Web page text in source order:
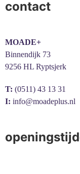
contact
MOADE+
Binnendijk 73
9256 HL Ryptsjerk
T: (0511) 43 13 31
I: info@moadeplus.nl